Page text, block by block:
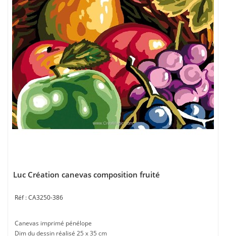
Luc Création canevas composition fruité
CA3250-386
Canevas imprimé pénélope
Dim du dessin réalisé 25 x 35 cm